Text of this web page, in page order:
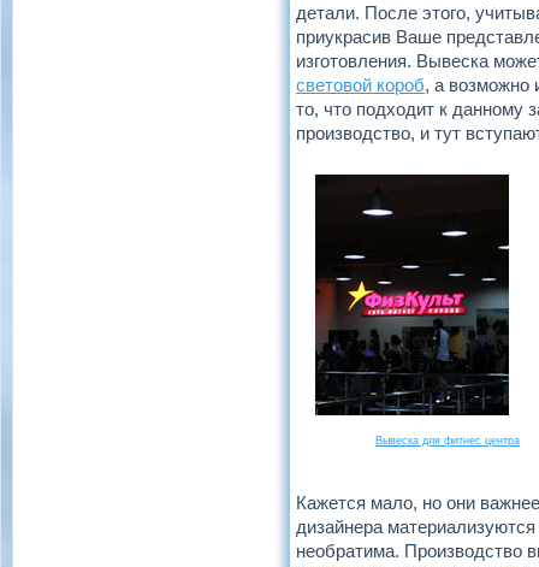
детали. После этого,
приукрасив Ваше
изготовления. Вывеска
световой короб, а возможно
то, что подходит к данному
производство, и тут
Вывеска для фитнес центра
Кажется мало, но они
дизайнера
необратима. Производство